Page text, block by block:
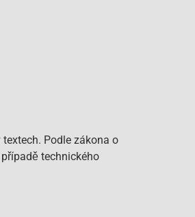
Podle zákona o
technického